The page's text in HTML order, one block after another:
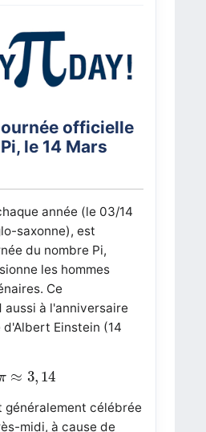
officielle
le 14 Mars
année (le 03/14
saxonne), est
du nombre Pi,
les hommes
Ce
aussi à l'anniversaire
Einstein (14
≈ 3, 14
≈ 3, 14
généralement célébrée
midi, à cause de